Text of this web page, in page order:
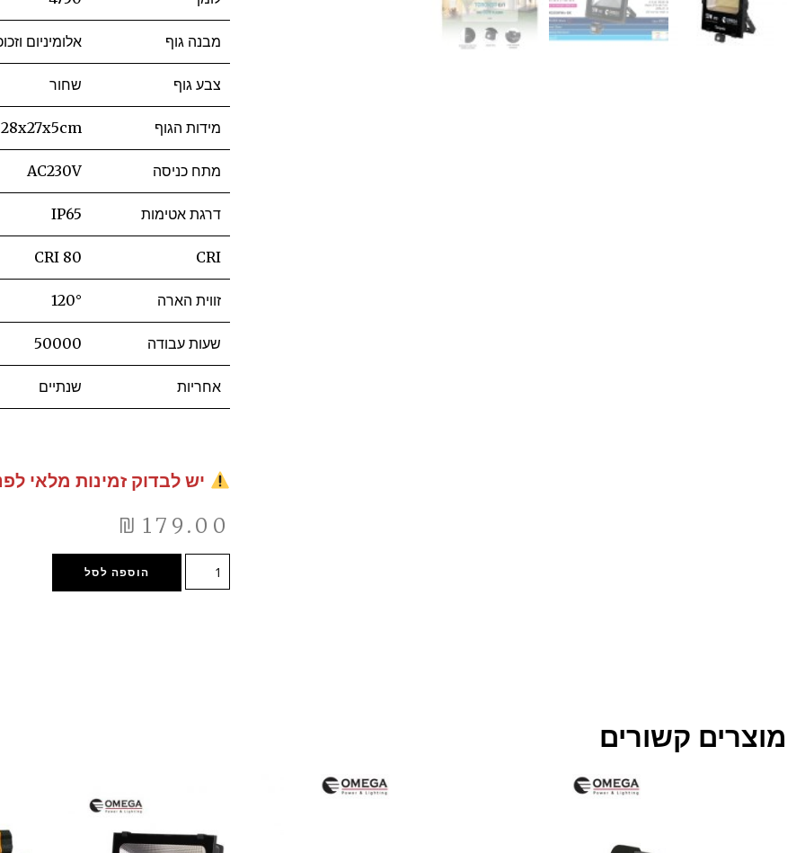
מבנה גוף אלומיניום
צבע גוף שחור
מידות הגוף 28x27x5cm
מתח כניסה AC230V
דרגת אטימות IP65
CRI
CRI 80
זווית הארה 120°
שעות עבודה 50000
אחריות שנתיים
יש לבדוק זמינות מלאי
₪ 179.00
הוספה לסל
מוצרים קשורים